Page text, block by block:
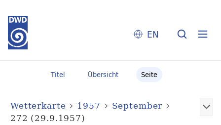
EN
Titel Übersicht Seite
Wetterkarte 1957
September
272 (29.9.1957)